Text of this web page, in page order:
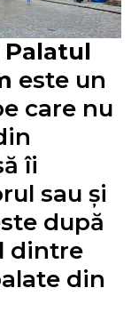
Palatul
este un
care nu
îi
sau și
după
dintre
din